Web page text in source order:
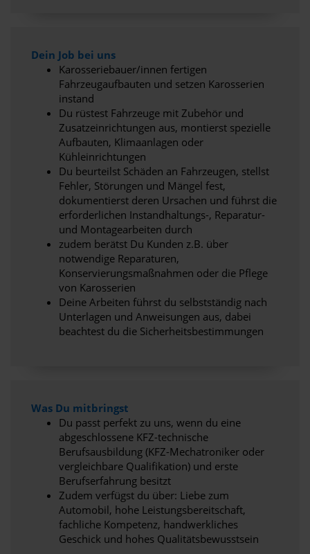
Dein Job bei uns
Karosseriebauer/innen fertigen
Fahrzeugaufbauten und setzen Karosserien
instand
Du rüstest Fahrzeuge mit Zubehör und
Zusatzeinrichtungen aus, montierst spezielle
Aufbauten, Klimaanlagen oder
Kühleinrichtungen
Du beurteilst Schäden an Fahrzeugen, stellst
Fehler, Störungen und Mängel fest,
dokumentierst deren Ursachen und führst die
erforderlichen Instandhaltungs-, Reparatur-
und Montagearbeiten durch
zudem berätst Du Kunden z.B. über
notwendige Reparaturen,
Konservierungsmaßnahmen oder die Pflege
von Karosserien
Deine Arbeiten führst du selbstständig nach
Unterlagen und Anweisungen aus, dabei
beachtest du die Sicherheitsbestimmungen
Was Du mitbringst
Du passt perfekt zu uns, wenn du eine
abgeschlossene KFZ-technische
Berufsausbildung (KFZ-Mechatroniker oder
vergleichbare Qualifikation) und erste
Berufserfahrung besitzt
Zudem verfügst du über: Liebe zum
Automobil, hohe Leistungsbereitschaft,
fachliche Kompetenz, handwerkliches
Geschick und hohes Qualitätsbewusstsein